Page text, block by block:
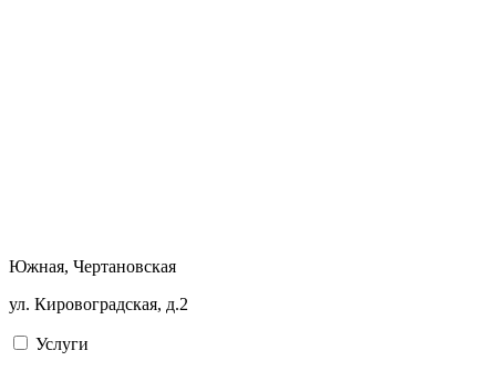
Южная, Чертановская
ул. Кировоградская, д.2
Услуги